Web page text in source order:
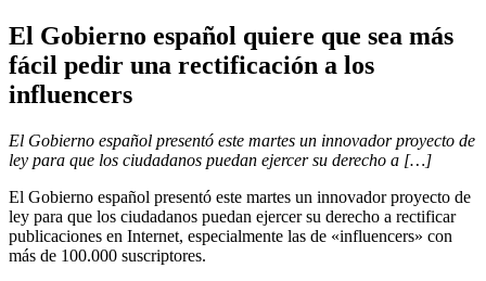
El Gobierno español quiere que sea más
fácil pedir una rectificación a los
influencers
El Gobierno español presentó este martes un innovador proyecto de
ley para que los ciudadanos puedan ejercer su derecho a […]
El Gobierno español presentó este martes un innovador proyecto de
ley para que los ciudadanos puedan ejercer su derecho a rectificar
publicaciones en Internet, especialmente las de «influencers» con
más de 100.000 suscriptores.